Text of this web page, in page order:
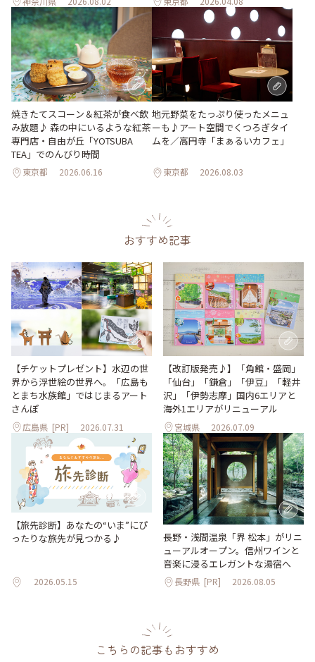
焼きたてスコーン＆紅茶が食べ飲
み放題♪ 森の中にいるような紅茶
専門店・自由が丘「YOTSUBA
TEA」でのんびり時間
東京都 2026.06.16
地元野菜をたっぷり使ったメニュ
ーも♪アート空間でくつろぎタイ
ムを／高円寺「まぁるいカフェ」
東京都 2026.08.03
おすすめ記事
【チケットプレゼント】水辺の世
界から浮世絵の世界へ。「広島も
とまち水族館」ではじまるアート
さんぽ
広島県 [PR] 2026.07.31
【改訂版発売♪】「角館・盛岡」
「仙台」「鎌倉」「伊豆」「軽井
沢」「伊勢志摩」国内6エリアと
海外1エリアがリニューアル
宮城県 2026.07.09
【旅先診断】あなたの“いま”にぴ
ったりな旅先が見つかる♪
2026.05.15
長野・浅間温泉「界 松本」がリニ
ューアルオープン。信州ワインと
音楽に浸るエレガントな湯宿へ
長野県 [PR] 2026.08.05
こちらの記事もおすすめ